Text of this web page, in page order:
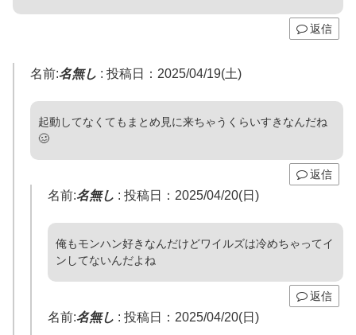
返信
名前:名無し : 投稿日：2025/04/19(土)
起動してなくてもまとめ見に来ちゃうくらいすきなんだね
🥴
返信
名前:名無し : 投稿日：2025/04/20(日)
俺もモンハン好きなんだけどワイルズは冷めちゃってイ
ンしてないんだよね
返信
名前:名無し : 投稿日：2025/04/20(日)